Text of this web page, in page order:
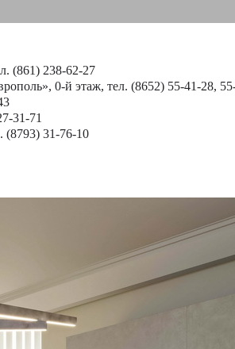
(861) 238-62-27
0-й этаж, тел. (8652) 55-41-28,
31-71
(8793) 31-76-10